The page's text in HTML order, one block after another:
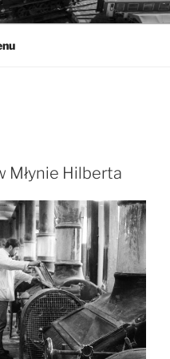
Młynie Hilberta